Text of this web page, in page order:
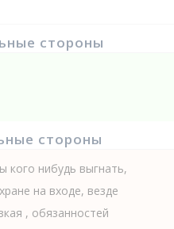
стороны
стороны
кого нибудь выгнать,
на входе, везде
, обязанностей